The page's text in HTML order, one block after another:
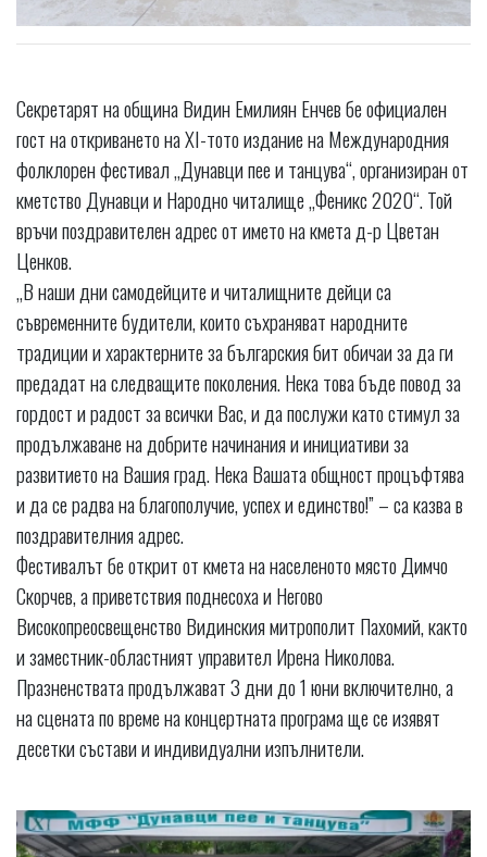
Секретарят на община Видин Емилиян Енчев бе официален
гост на откриването на XI-тото издание на Международния
фолклорен фестивал „Дунавци пее и танцува“, организиран от
кметство Дунавци и Народно читалище „Феникс 2020“. Той
връчи поздравителен адрес от името на кмета д-р Цветан
Ценков.
„В наши дни самодейците и читалищните дейци са
съвременните будители, които съхраняват народните
традиции и характерните за българския бит обичаи за да ги
предадат на следващите поколения. Нека това бъде повод за
гордост и радост за всички Вас, и да послужи като стимул за
продължаване на добрите начинания и инициативи за
развитието на Вашия град. Нека Вашата общност процъфтява
и да се радва на благополучие, успех и единство!” – са казва в
поздравителния адрес.
Фестивалът бе открит от кмета на населеното място Димчо
Скорчев, а приветствия поднесоха и Негово
Високопреосвещенство Видинския митрополит Пахомий, както
и заместник-областният управител Ирена Николова.
Празненствата продължават 3 дни до 1 юни включително, а
на сцената по време на концертната програма ще се изявят
десетки състави и индивидуални изпълнители.